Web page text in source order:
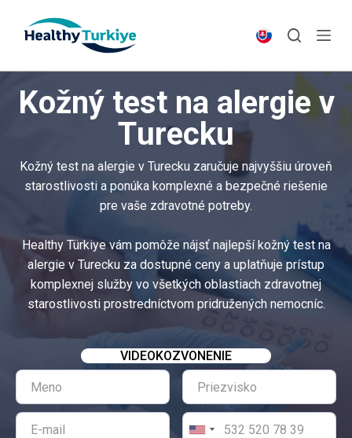
p
o
n
Kožný test na alergie v
Turecku
Kožný test na alergie v Turecku zaručuje najvyššiu úroveň
starostlivosti a ponúka komplexné a bezpečné riešenie
pre vaše zdravotné potreby.
Healthy Türkiye vám pomôže nájsť najlepší kožný test na
alergie v Turecku za dostupné ceny a uplatňuje prístup
komplexnej služby vo všetkých oblastiach zdravotnej
starostlivosti prostredníctvom pridružených nemocníc.
VIDEOKOZVONENIE